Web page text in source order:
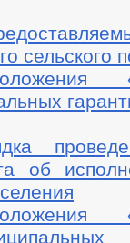
сельского
об